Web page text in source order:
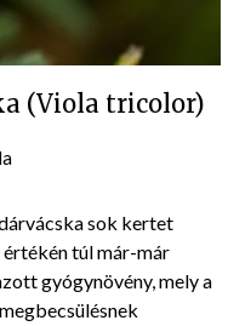
(Viola tricolor)
sok kertet
túl már-már
gyógynövény, mely a